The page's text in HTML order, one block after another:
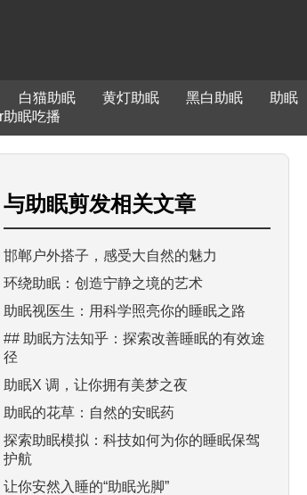
白猫助眠 黄灯助眠 黑白助眠
助眠
助眠吃播
与助眠剪发相关文章
邯郸户外搭子，感受大自然的魅力
环绕助眠：创造宁静之境的艺术
助眠视医生：用科学照亮你的睡眠之路
## 助眠方法知乎：探索改善睡眠的有效途
径
助眠X 调，让你拥有美梦之夜
助眠的花草：自然的安眠药
探索助眠模拟：科技如何为你的睡眠保驾
护航
让你安然入睡的“助眠光脚”